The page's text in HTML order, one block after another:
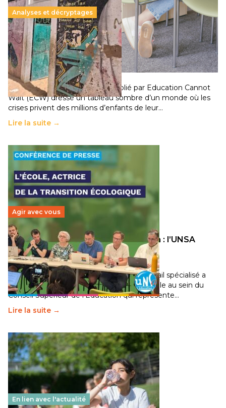
Analyses et décryptages
258 millions d’enfants victimes de la guerre, des
chocs climatiques et des déplacements de
population
11 juillet 2026- National
Un nouveau rapport mondial publié par Education Cannot
Wait (ECW) dresse un tableau sombre d’un monde où les
crises privent des millions d’enfants de leur…
Lire la suite →
Agir avec vous
Transition écologique de l’éducation : l’UNSA
Éducation fait bouger les lignes
30 juin 2026-National
Pendant plusieurs mois, un groupe de travail spécialisé a
travaillé sur la transition écologique de l’Ecole au sein du
Conseil Supérieur de l’Éducation qui représente…
Lire la suite →
En lien avec l'actualité